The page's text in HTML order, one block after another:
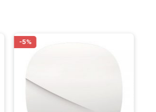
nhanh
-5%